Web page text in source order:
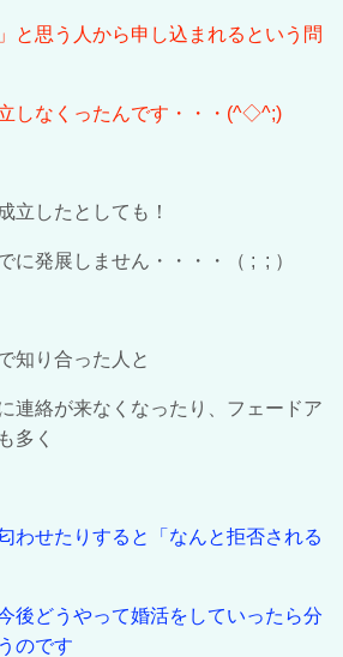
と思う人から申し込まれるという問
しなくったんです・・・ (^◇^;)
立したとしても！
に発展しません ・・・・ （ ; ; ）
知り合った人と
連絡が来なくなったり、フェードア
多く
わせたりすると「なんと拒否される
後どうやって婚活をしていったら分
のです